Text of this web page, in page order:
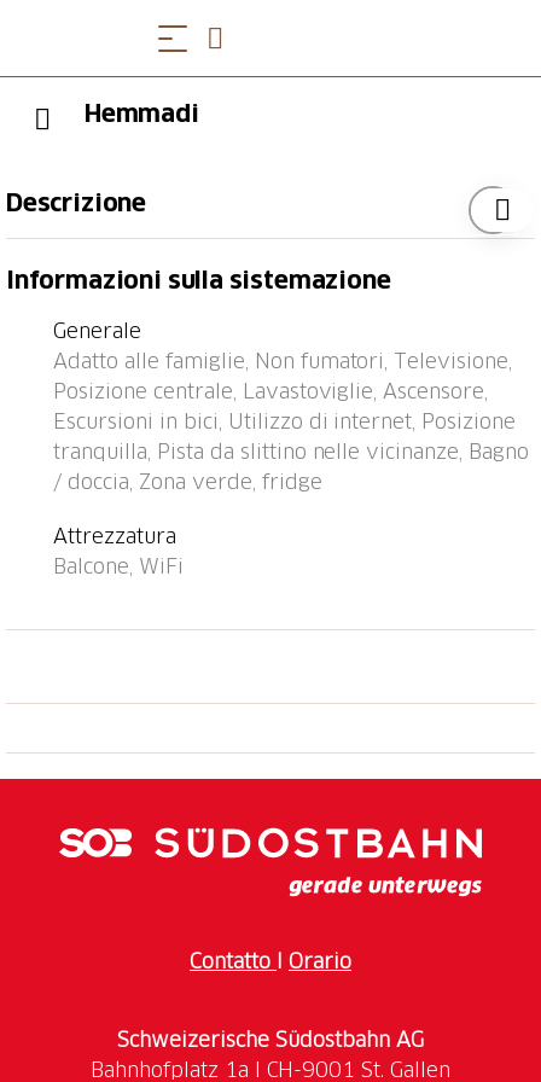
Hemmadi
Descrizione
stazione ferroviaria "Chur Altstadt" 7.6 km, porto
Informazioni sulla sistemazione
Generale
Adatto alle famiglie, Non fumatori, Televisione,
Posizione centrale, Lavastoviglie, Ascensore,
Escursioni in bici, Utilizzo di internet, Posizione
tranquilla, Pista da slittino nelle vicinanze, Bagno
/ doccia, Zona verde, fridge
Attrezzatura
Balcone, WiFi
Contatto Orario
Schweizerische Südostbahn AG